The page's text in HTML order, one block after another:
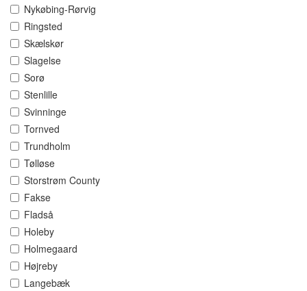
Nykøbing-Rørvig
Ringsted
Skælskør
Slagelse
Sorø
Stenlille
Svinninge
Tornved
Trundholm
Tølløse
Storstrøm County
Fakse
Fladså
Holeby
Holmegaard
Højreby
Langebæk